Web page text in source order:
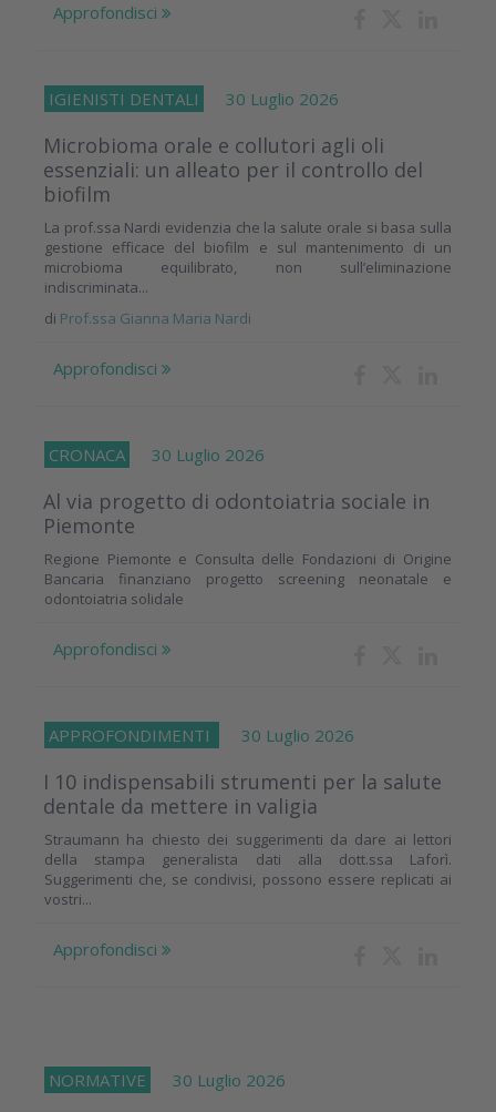
Approfondisci
IGIENISTI DENTALI 30 Luglio 2026
Microbioma orale e collutori agli oli
essenziali: un alleato per il controllo del
biofilm
La prof.ssa Nardi evidenzia che la salute orale si basa sulla
gestione efficace del biofilm e sul mantenimento di un
microbioma equilibrato, non sull’eliminazione
indiscriminata...
di Prof.ssa Gianna Maria Nardi
Approfondisci
CRONACA 30 Luglio 2026
Al via progetto di odontoiatria sociale in
Piemonte
Regione Piemonte e Consulta delle Fondazioni di Origine
Bancaria finanziano progetto screening neonatale e
odontoiatria solidale
Approfondisci
APPROFONDIMENTI 30 Luglio 2026
I 10 indispensabili strumenti per la salute
dentale da mettere in valigia
Straumann ha chiesto dei suggerimenti da dare ai lettori
della stampa generalista dati alla dott.ssa Laforì.
Suggerimenti che, se condivisi, possono essere replicati ai
vostri...
Approfondisci
NORMATIVE 30 Luglio 2026